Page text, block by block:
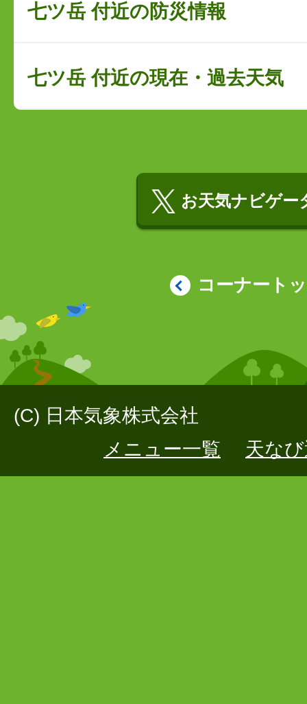
七ツ岳 付近の防災情報
七ツ岳 付近の現在・過去天気
お天気ナビゲー
コーナート
(C) 日本気象株式会社
メニュー一覧
天な